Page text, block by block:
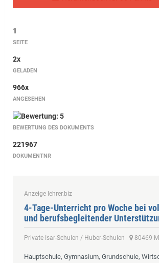
1
SEITE
2x
GELADEN
966x
ANGESEHEN
BEWERTUNG DES DOKUMENTS
221967
DOKUMENTNR
Anzeige lehrer.biz
4-Tage-Unterricht pro Woche bei
und berufsbegleitender
Private Isar-Schulen / Huber-Schulen 80469
Hauptschule, Gymnasium, Grundschule,